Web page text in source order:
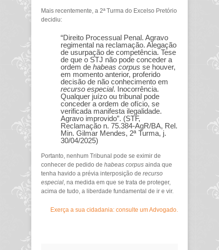
Mais recentemente, a 2ª Turma do Excelso Pretório
decidiu:
“Direito Processual Penal. Agravo
regimental na reclamação. Alegação
de usurpação de competência. Tese
de que o STJ não pode conceder a
ordem de habeas corpus se houver,
em momento anterior, proferido
decisão de não conhecimento em
recurso especial. Inocorrência.
Qualquer juízo ou tribunal pode
conceder a ordem de ofício, se
verificada manifesta ilegalidade.
Agravo improvido”. (STF,
Reclamação n. 75.384-AgR/BA, Rel.
Min. Gilmar Mendes, 2ª Turma, j.
30/04/2025)
Portanto, nenhum Tribunal pode se eximir de
conhecer de pedido de habeas corpus ainda que
tenha havido a prévia interposição de recurso
especial, na medida em que se trata de proteger,
acima de tudo, a liberdade fundamental de ir e vir.
Exerça a sua cidadania: consulte um Advogado.